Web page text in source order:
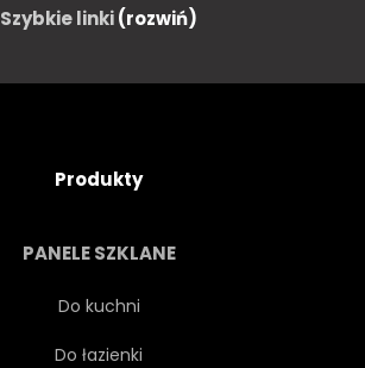
Szybkie linki(rozwiń)
Produkty
PANELE SZKLANE
Do kuchni
Do łazienki